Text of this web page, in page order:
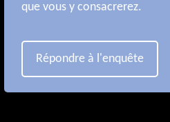
que vous y consacrerez.
Répondre à l'enquête